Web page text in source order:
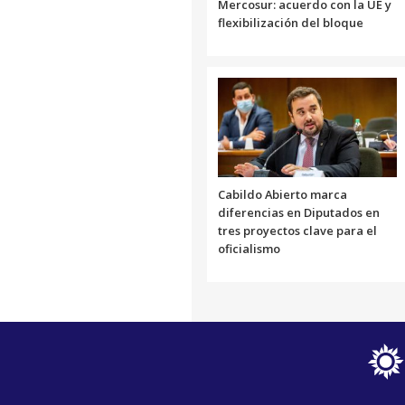
Mercosur: acuerdo con la UE y
flexibilización del bloque
Cabildo Abierto marca
diferencias en Diputados en
tres proyectos clave para el
oficialismo